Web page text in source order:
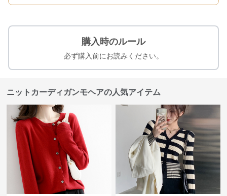
購入時のルール
必ず購入前にお読みください。
ニットカーディガンモヘアの人気アイテム